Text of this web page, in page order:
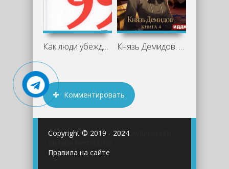
Как люди убеждают. Влияние слова в Князь Демидов. Книга 4 - Евгений Бергер
Комментировать
Copyright © 2019 - 2024
Правила на сайте